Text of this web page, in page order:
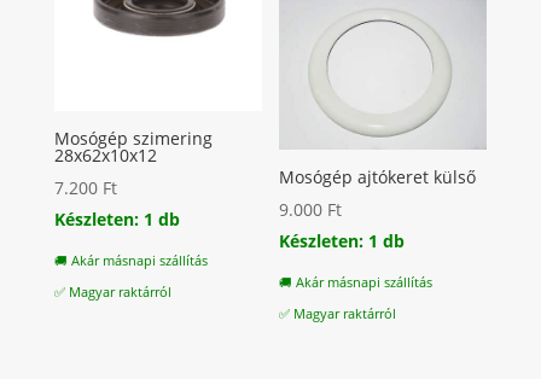
Mosógép szimering
28x62x10x12
7.200 Ft
Készleten: 1 db
🚚 Akár másnapi szállítás
✅ Magyar raktárról
Mosógép ajtókeret külső
9.000 Ft
Készleten: 1 db
🚚 Akár másnapi szállítás
✅ Magyar raktárról